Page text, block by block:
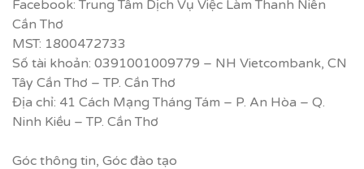
Facebook: Trung Tâm Dịch Vụ Việc Làm Thanh Niên
Cần Thơ
MST: 1800472733
Số tài khoản: 0391001009779 – NH Vietcombank, CN
Tây Cần Thơ – TP. Cần Thơ
Địa chỉ: 41 Cách Mạng Tháng Tám – P. An Hòa – Q.
Ninh Kiều – TP. Cần Thơ
Góc thông tin, Góc đào tạo